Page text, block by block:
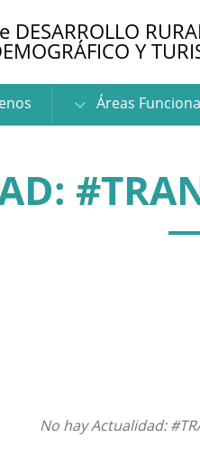
DESARROLLO
Y
Áreas
No hay Actualidad: